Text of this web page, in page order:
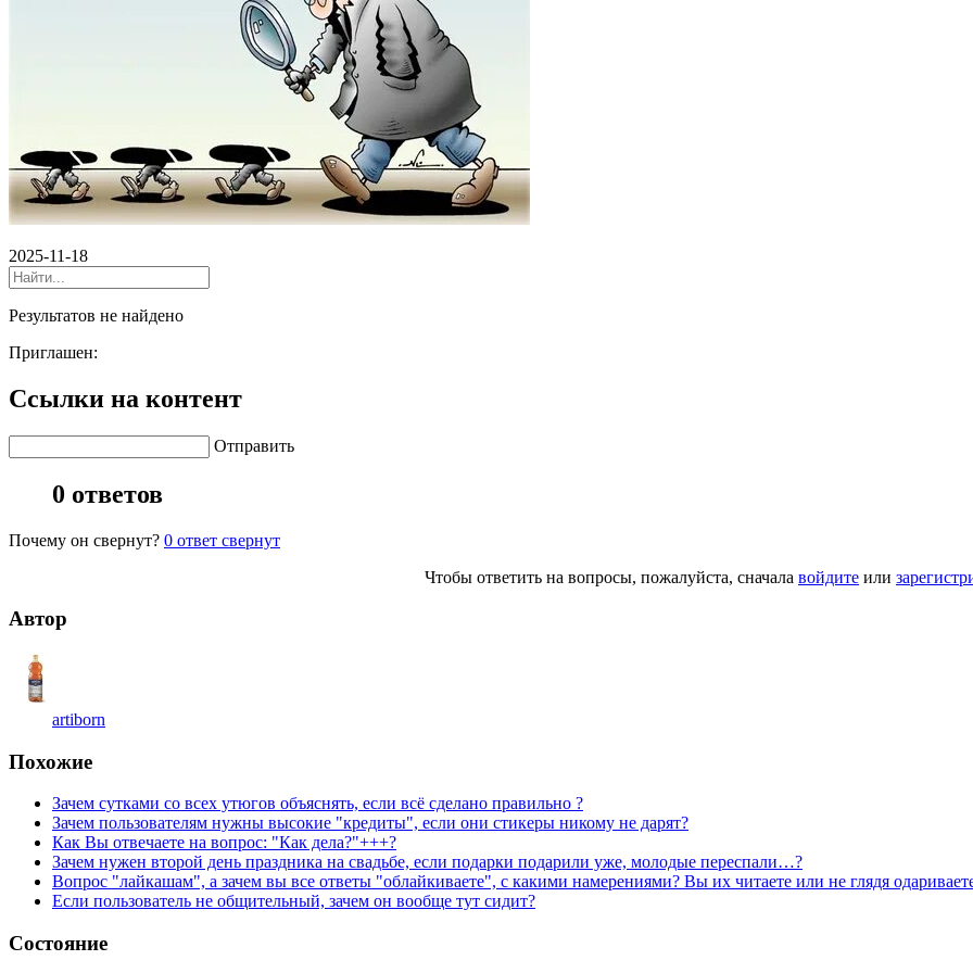
2025-11-18
Результатов не найдено
Приглашен:
Ссылки на контент
Отправить
0 ответов
Почему он свернут? 0 ответ свернут
Чтобы ответить на вопросы, пожалуйста, сначала войдите или
Автор
artiborn
Похожие
Зачем сутками со всех утюгов объяснять, если всё сделано правильно ?
Зачем пользователям нужны высокие "кредиты", если они стикеры никому не дарят?
Как Вы отвечаете на вопрос: "Как дела?"+++?
Зачем нужен второй день праздника на свадьбе, если подарки подарили уже, молодые переспали…?
Вопрос "лайкашам", а зачем вы все ответы "облайкиваете", с какими намерениями? Вы их читаете или не глядя
Если пользователь не общительный, зачем он вообще тут сидит?
Состояние